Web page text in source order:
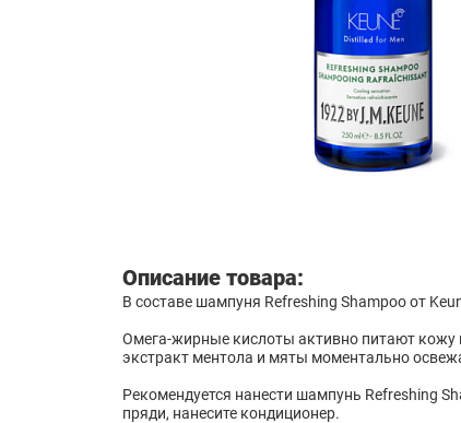
Описание товара:
В составе шампуня Refreshing Shampoo от
Омега-жирные кислоты активно питают кожу
экстракт ментола и мяты моментально
Рекомендуется нанести шампунь Refreshing
пряди, нанесите кондиционер.